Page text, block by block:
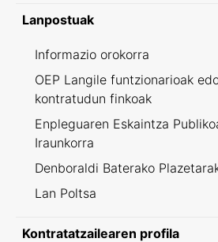
Lanpostuak
Informazio orokorra
OEP Langile funtzionarioak
kontratudun finkoak
Enpleguaren Eskaintza
Iraunkorra
Denboraldi Baterako
Lan Poltsa
Kontratatzailearen profila